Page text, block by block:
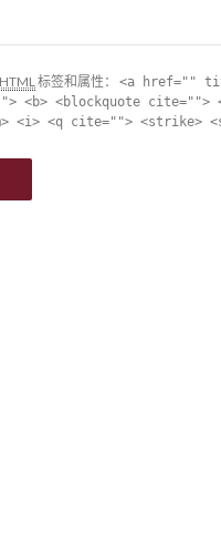
HTML 标签和属性： <a href=""
<b> <blockquote cite="">
<i> <q cite=""> <strike>